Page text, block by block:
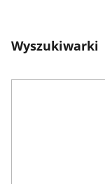
Wyszukiwarki